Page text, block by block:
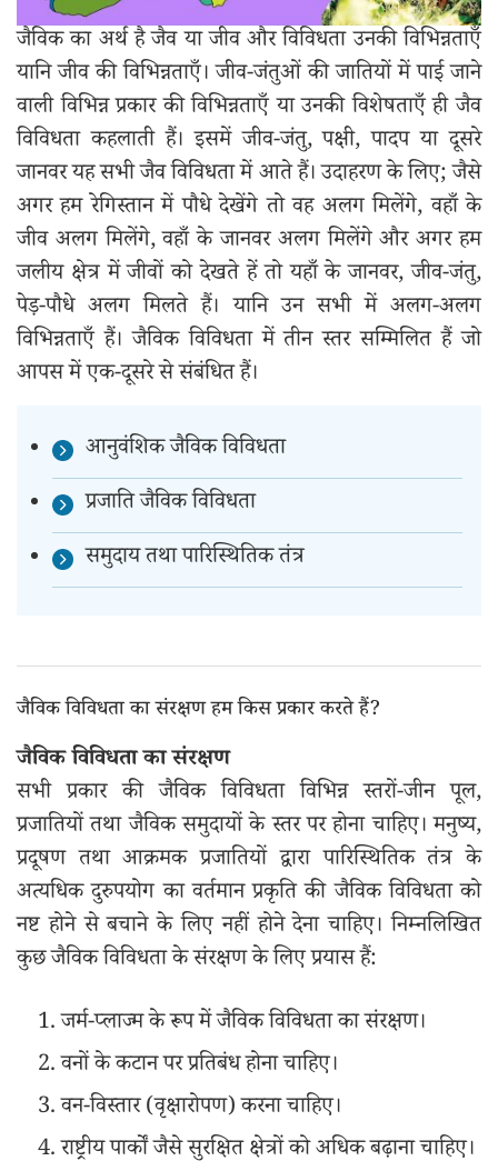
जैविक का अर्थ है जैव या जीव और विविधता उनकी विभिन्नताएँ
यानि जीव की विभिन्नताएँ। जीव-जंतुओं की जातियों में पाई जाने
वाली विभिन्न प्रकार की विभिन्नताएँ या उनकी विशेषताएँ ही जैव
विविधता कहलाती हैं। इसमें जीव-जंतु, पक्षी, पादप या दूसरे
जानवर यह सभी जैव विविधता में आते हैं। उदाहरण के लिए; जैसे
अगर हम रेगिस्तान में पौधे देखेंगे तो वह अलग मिलेंगे, वहाँ के
जीव अलग मिलेंगे, वहाँ के जानवर अलग मिलेंगे और अगर हम
जलीय क्षेत्र में जीवों को देखते हें तो यहाँ के जानवर, जीव-जंतु,
पेड़-पौधे अलग मिलते हैं। यानि उन सभी में अलग-अलग
विभिन्नताएँ हैं। जैविक विविधता में तीन स्तर सम्मिलित हैं जो
आपस में एक-दूसरे से संबंधित हैं।
आनुवंशिक जैविक विविधता
प्रजाति जैविक विविधता
समुदाय तथा पारिस्थितिक तंत्र
जैविक विविधता का संरक्षण हम किस प्रकार करते हैं?
जैविक विविधता का संरक्षण
सभी प्रकार की जैविक विविधता विभिन्न स्तरों-जीन पूल,
प्रजातियों तथा जैविक समुदायों के स्तर पर होना चाहिए। मनुष्य,
प्रदूषण तथा आक्रमक प्रजातियों द्वारा पारिस्थितिक तंत्र के
अत्यधिक दुरुपयोग का वर्तमान प्रकृति की जैविक विविधता को
नष्ट होने से बचाने के लिए नहीं होने देना चाहिए। निम्नलिखित
कुछ जैविक विविधता के संरक्षण के लिए प्रयास हैं:
जर्म-प्लाज्म के रूप में जैविक विविधता का संरक्षण।
वनों के कटान पर प्रतिबंध होना चाहिए।
वन-विस्तार (वृक्षारोपण) करना चाहिए।
राष्ट्रीय पार्कों जैसे सुरक्षित क्षेत्रों को अधिक बढ़ाना चाहिए।